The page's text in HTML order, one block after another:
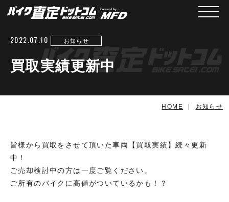
メニ
2022.07.10 お知らせ
買取実績更新中
HOME お知らせ
皆様から買取をさせて頂いた車両【買取実績】続々更新
中！
ご売却検討中の方は一度ご覧ください。
ご所有のバイクに高値がついているかも！？